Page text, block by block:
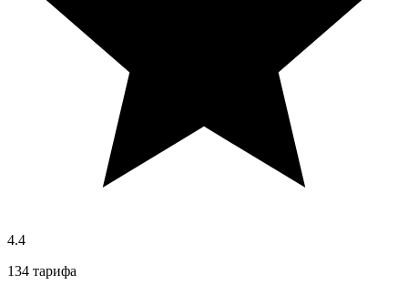
4.4
134 тарифа